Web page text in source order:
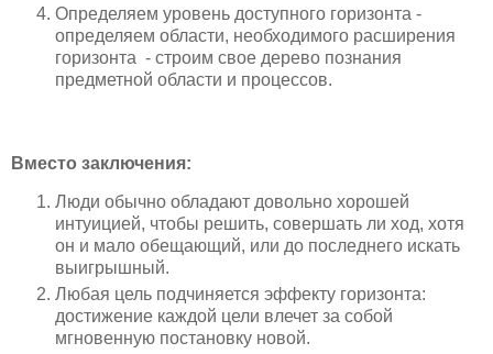
Определяем уровень доступного горизонта -
определяем области, необходимого расширения
горизонта - строим свое дерево познания
предметной области и процессов.
Вместо заключения:
Люди обычно обладают довольно хорошей
интуицией, чтобы решить, совершать ли ход, хотя
он и мало обещающий, или до последнего искать
выигрышный.
Любая цель подчиняется эффекту горизонта:
достижение каждой цели влечет за собой
мгновенную постановку новой.